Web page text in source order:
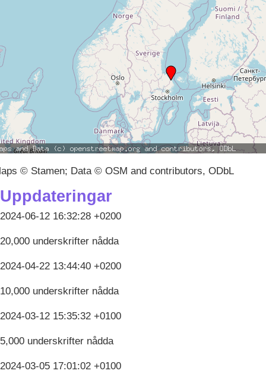
© Stamen; Data © OSM and contributors, ODbL
Uppdateringar
2024-06-12 16:32:28 +0200
20,000 underskrifter nådda
2024-04-22 13:44:40 +0200
10,000 underskrifter nådda
2024-03-12 15:35:32 +0100
5,000 underskrifter nådda
2024-03-05 17:01:02 +0100